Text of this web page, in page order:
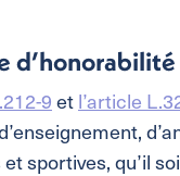
9 et l’article
sportives, qu’il